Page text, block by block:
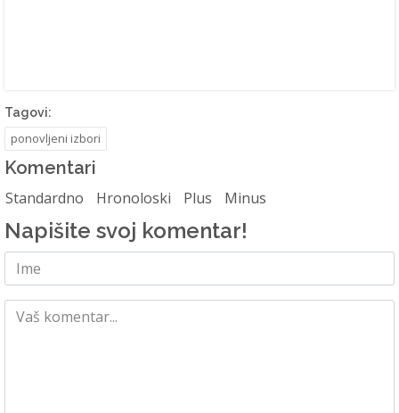
Tagovi:
ponovljeni izbori
Komentari
Standardno Hronoloski Plus Minus
Napišite svoj komentar!